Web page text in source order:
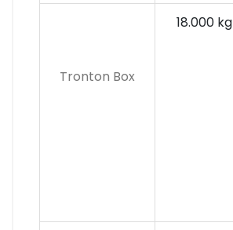
Tronton Box
18.000 kg